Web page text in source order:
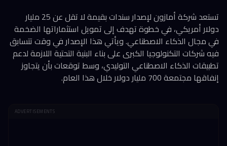
تستعد شركة أمازون لإصدار سندات بقيمة لا تقل عن 25 مليار
دولار أمريكي، في خطوة تهدف إلى تمويل استثماراتها الضخمة
في مجال الذكاء الاصطناعي. ويأتي هذا الإصدار في وقت تتسابق
فيه شركات التكنولوجيا الكبرى على بناء البنية التحتية اللازمة لدعم
تطبيقات الذكاء الاصطناعي التوليدي، وسط توقعات بأن يتجاوز
إنفاقها مجتمعة 700 مليار دولار خلال هذا العام.
ADVERTISEMENTS